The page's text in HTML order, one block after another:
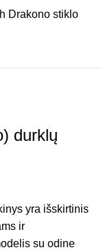
durklų
yra išskirtinis
ir
su odine